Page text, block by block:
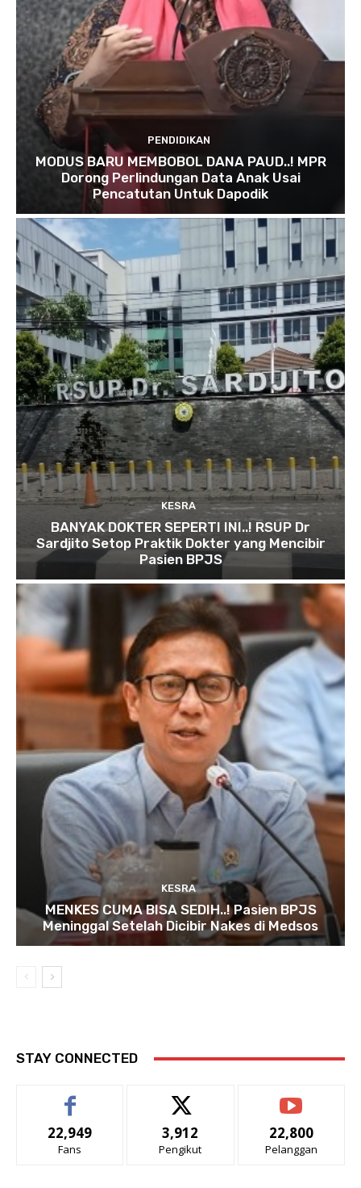
PENDIDIKAN
MODUS BARU MEMBOBOL DANA PAUD..! MPR
Dorong Perlindungan Data Anak Usai
Pencatutan Untuk Dapodik
KESRA
BANYAK DOKTER SEPERTI INI..! RSUP Dr
Sardjito Setop Praktik Dokter yang Mencibir
Pasien BPJS
KESRA
MENKES CUMA BISA SEDIH..! Pasien BPJS
Meninggal Setelah Dicibir Nakes di Medsos
STAY CONNECTED
22,949
Fans
3,912
Pengikut
22,800
Pelanggan